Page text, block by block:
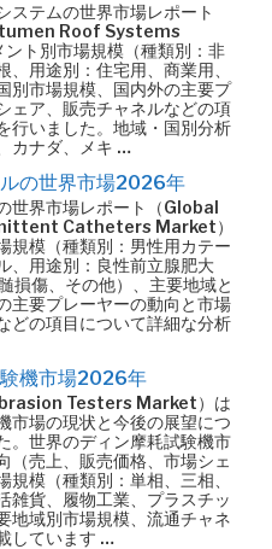
ステムの世界市場レポート
Roof Systems
ト別市場規模（種類別：非
用途別：住宅用、商業用、
別市場規模、国内外の主要プ
ェア、販売チャネルなどの項
行いました。地域・国別分析
カナダ、メキ …
の世界市場2026年
世界市場レポート（Global
Catheters Market）
規模（種類別：男性用カテー
、用途別：良性前立腺肥大
損傷、その他）、主要地域と
主要プレーヤーの動向と市場
どの項目について詳細な分析
機市場2026年
Testers Market）は
市場の現状と今後の展望につ
。世界のディン摩耗試験機市
（売上、販売価格、市場シェ
規模（種類別：単相、三相、
雑貨、履物工業、プラスチッ
地域別市場規模、流通チャネ
しています …